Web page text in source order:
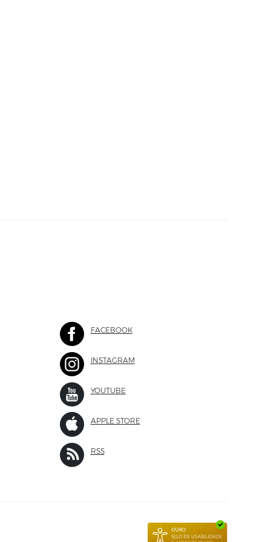
FACEBOOKSITE EXTERNO
INSTAGRAM
YOUTUBE
APPLE STORE
RSS